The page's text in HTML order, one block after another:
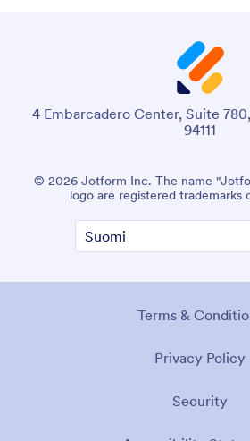
4 Embarcadero Center, Suite
94111
© 2026 Jotform Inc. The name
logo are registered trademarks
Terms &
Privacy Policy
Security